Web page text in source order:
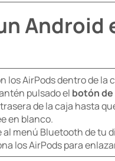
Android
AirPods dentro de la
pulsado el botón
de la caja hasta
en blanco.
menú Bluetooth de tu
los AirPods para